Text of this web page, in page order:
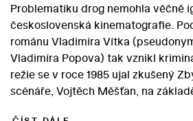
Problematiku drog nemohla věčně
československá kinematografie.
románu Vladimíra Vítka
Vladimíra Popova) tak vznikl
režie se v roce 1985 ujal zkušený
scénáře, Vojtěch Měšťan, na